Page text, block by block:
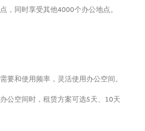
，同时享受其他4000个办公地点。
要和使用频率，灵活使用办公空间。
公空间时，租赁方案可选5天、10天